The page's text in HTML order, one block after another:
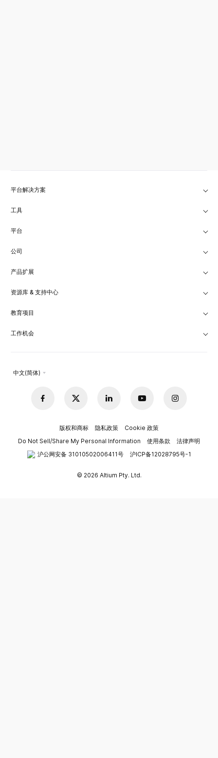
平台解决方案
工具
平台
公司
产品扩展
资源库 & 支持中心
教育项目
工作机会
中文(简体)
版权和商标 隐私政策
Cookie 政策
Do Not Sell/Share My Personal Information
使用条款
法律声明
沪公网安备 31010502006411号
沪ICP备12028795号-1
© 2026 Altium Pty. Ltd.